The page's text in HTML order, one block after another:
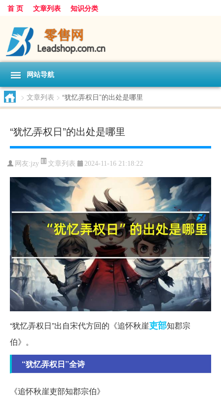
首 页 文章列表 知识分类
网站导航
> 文章列表 > “犹忆弄权日”的出处是哪里
“犹忆弄权日”的出处是哪里
网友:jzy 文章列表 2024-11-16 21:18:22
“犹忆弄权日”出自宋代方回的《追怀秋崖吏部知郡宗
伯》。
“犹忆弄权日”全诗
《追怀秋崖吏部知郡宗伯》